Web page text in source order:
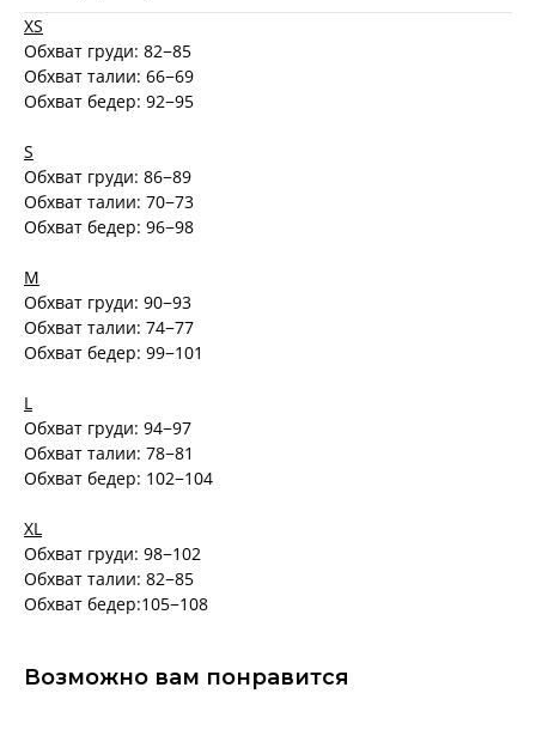
XS
Обхват груди: 82−85
Обхват талии: 66−69
Обхват бедер: 92−95
S
Обхват груди: 86−89
Обхват талии: 70−73
Обхват бедер: 96−98
M
Обхват груди: 90−93
Обхват талии: 74−77
Обхват бедер: 99−101
L
Обхват груди: 94−97
Обхват талии: 78−81
Обхват бедер: 102−104
XL
Обхват груди: 98−102
Обхват талии: 82−85
Обхват бедер:105−108
Возможно вам понравится